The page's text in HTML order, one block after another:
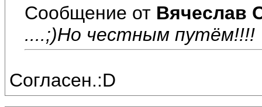
Сообщение от Вячеслав
....;)Но честным путём!!!!
Согласен.:D